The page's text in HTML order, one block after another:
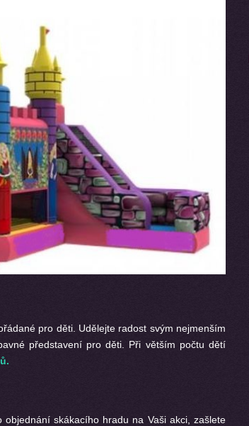
pro děti. Udělejte radost svým nejmenším
představení pro děti. Při větším počtu dětí
skákacího hradu na Vaši akci, zašlete